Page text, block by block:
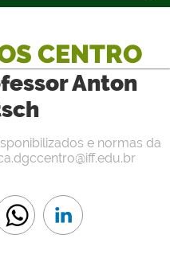
CENTRO
Anton
e normas da